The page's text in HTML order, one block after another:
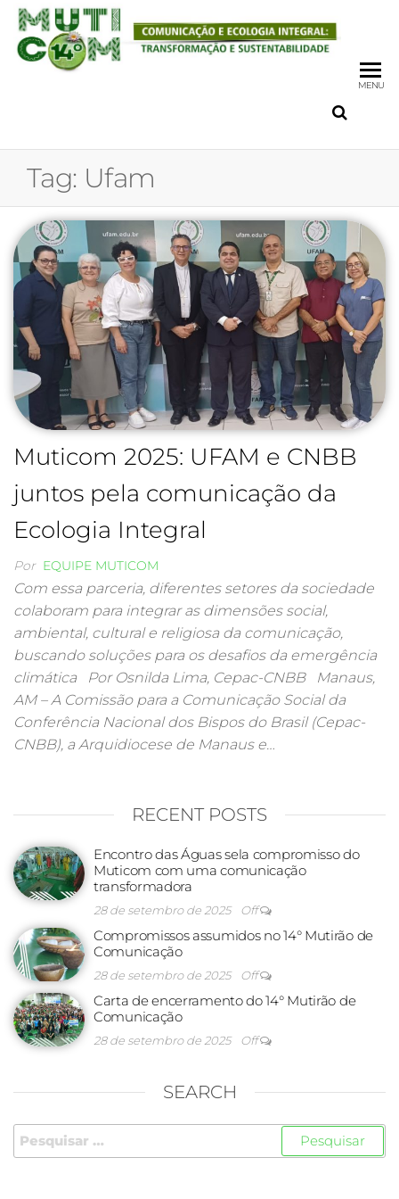
MENU
Tag: Ufam
Muticom 2025: UFAM e CNBB
juntos pela comunicação da
Ecologia Integral
Por EQUIPE MUTICOM
Com essa parceria, diferentes setores da sociedade
colaboram para integrar as dimensões social,
ambiental, cultural e religiosa da comunicação,
buscando soluções para os desafios da emergência
climática Por Osnilda Lima, Cepac-CNBB Manaus,
AM – A Comissão para a Comunicação Social da
Conferência Nacional dos Bispos do Brasil (Cepac-
CNBB), a Arquidiocese de Manaus e…
RECENT POSTS
Encontro das Águas sela compromisso do
Muticom com uma comunicação
transformadora
28 de setembro de 2025 Off
Compromissos assumidos no 14° Mutirão de
Comunicação
28 de setembro de 2025 Off
Carta de encerramento do 14° Mutirão de
Comunicação
28 de setembro de 2025 Off
SEARCH